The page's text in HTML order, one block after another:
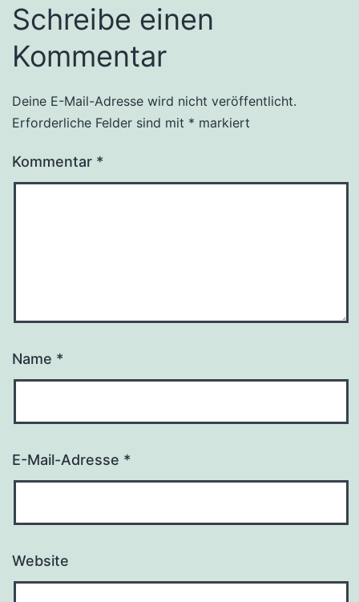
Schreibe einen
Kommentar
Deine E-Mail-Adresse wird nicht veröffentlicht.
Erforderliche Felder sind mit * markiert
Kommentar *
Name *
E-Mail-Adresse *
Website